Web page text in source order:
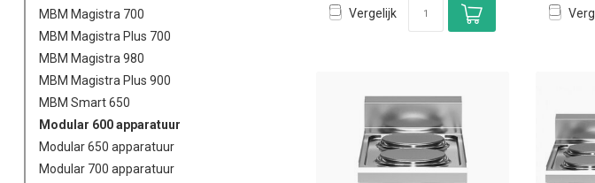
MBM Magistra 700
MBM Magistra Plus 700
MBM Magistra 980
MBM Magistra Plus 900
MBM Smart 650
Modular 600 apparatuur
Modular 650 apparatuur
Modular 700 apparatuur
Vergelijk